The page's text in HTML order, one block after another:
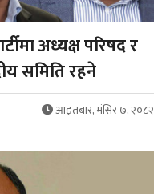
अध्यक्ष परिषद र
समिति रहने
आइतबार, मंसिर ७, २०८२